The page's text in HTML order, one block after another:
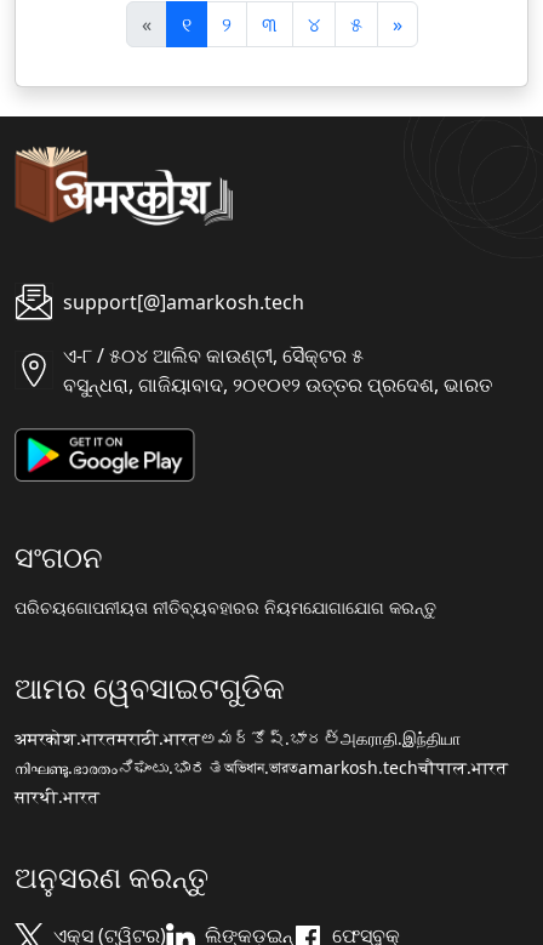
«पि
छ
ला
୧ ୨ ୩ ୪ ୫ »अ
ग
ला
support[@]amarkosh.tech
ଏ-୮ / ୫୦୪ ଆଲିବ କାଉଣ୍ଟୀ, ସୈକ୍ଟର ୫
ବସୁନ୍ଧରା, ଗାଜିୟାବାଦ, ୨୦୧୦୧୨ ଉତ୍ତର ପ୍ରଦେଶ, ଭାରତ
ସଂଗଠନ
ପରିଚୟଗୋପନୀୟତା ନୀତିବ୍ୟବହାରର ନିୟମଯୋଗାଯୋଗ କରନ୍ତୁ
ଆମର ୱେବସାଇଟଗୁଡିକ
अमरकोश.भारतमराठी.भारतఅమర్కోష్.భారత్அகராதி.இந்தியா
നിഘണ്ടു.ഭാരതംನಿಘಂಟು.ಭಾರತঅভিধান.ভারতamarkosh.techचौपाल.भारत
सारथी.भारत
ଅନୁସରଣ କରନ୍ତୁ
ଏକ୍ସ (ଟ୍ୱିଟର) ଲିଙ୍କଡ଼ଇନ୍ ଫେସ୍ବୁକ୍